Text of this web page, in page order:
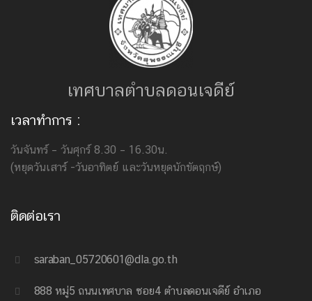
เทศบาลตำบลดอนเจดีย์
เวลาทำการ :
วันจันทร์ – วันศุกร์ 8.30 – 16.30น.
(หยุดวันเสาร์ -วันอาทิตย์ และวันหยุดนักขัตฤกษ์)
ติดต่อเรา
saraban_05720601@dla.go.th
888 หมู่5 ถนนเทศบาล ซอย4 ตำบลดอนเจดีย์ อำเภอ